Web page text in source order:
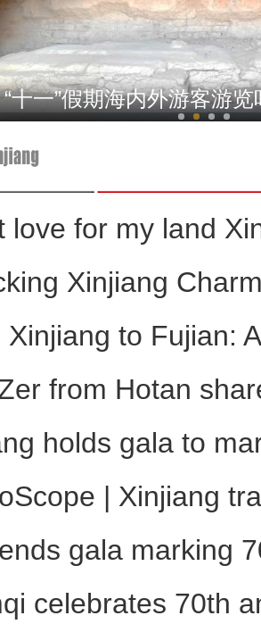
我从新疆来丨“赛米米”用
新疆兄妹在义乌：三天
“十一”假期海内外游客游
love for my land
Xinjiang
Xinjiang to Fujian:
from Hotan
holds gala to
| Xinjiang
gala marking
celebrates 70th